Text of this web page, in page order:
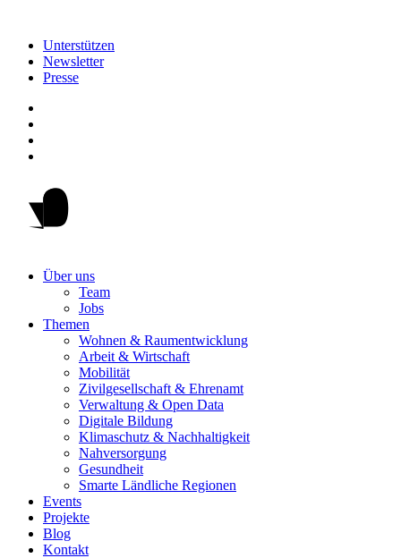
Unterstützen
Newsletter
Presse
Über uns
Team
Jobs
Themen
Wohnen & Raumentwicklung
Arbeit & Wirtschaft
Mobilität
Zivilgesellschaft & Ehrenamt
Verwaltung & Open Data
Digitale Bildung
Klimaschutz & Nachhaltigkeit
Nahversorgung
Gesundheit
Smarte Ländliche Regionen
Events
Projekte
Blog
Kontakt